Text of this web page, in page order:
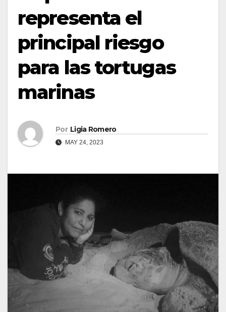
representa el
principal riesgo
para las tortugas
marinas
Por Ligia Romero
MAY 24, 2023